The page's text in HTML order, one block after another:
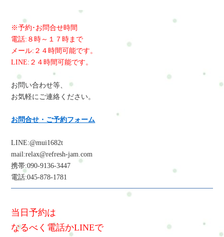
※予約･お問合せ時間
電話:８時～１７時まで
メール:２４時間可能です。
LINE:２４時間可能です。
お問い合わせ等、
お気軽にご連絡ください。
お問合せ・ご予約フォーム
LINE:@mui1682t
mail:relax@refresh-jam.com
携帯:090-9136-3447
電話:045-878-1781
当日予約は
なるべく電話かLINEで